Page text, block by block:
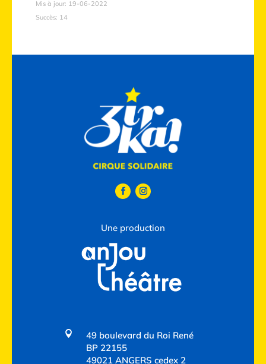
Mis à jour: 19-06-2022
Succès: 14
Une production

49 boulevard du Roi René
BP 22155
49021 ANGERS cedex 2